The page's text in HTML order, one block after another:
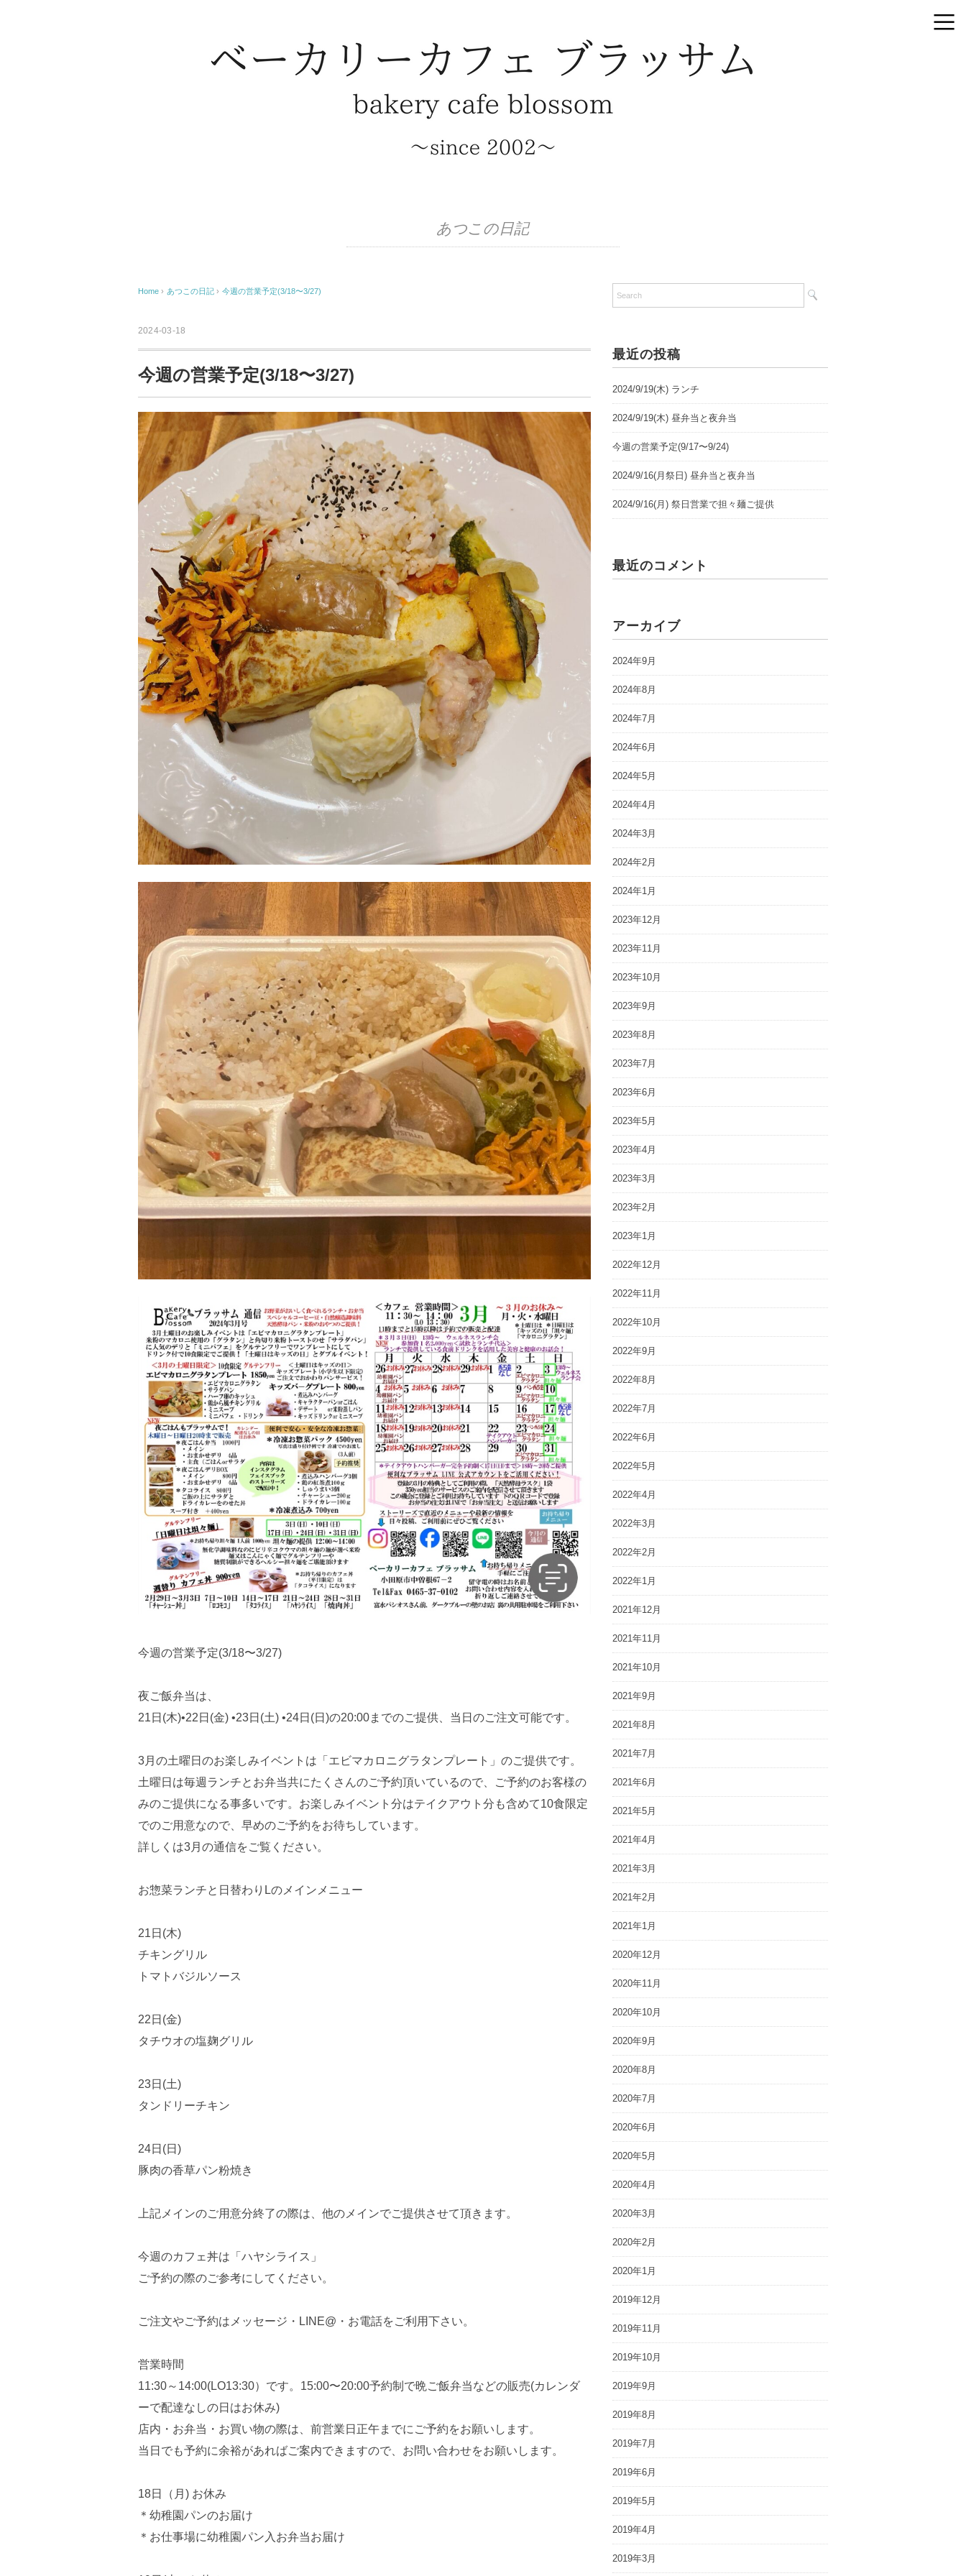
あつこの日記
Home › あつこの日記 › 今週の営業予定(3/18〜3/27)
2024-03-18
今週の営業予定(3/18〜3/27)
今週の営業予定(3/18〜3/27)
夜ご飯弁当は、
21日(木)•22日(金) •23日(土) •24日(日)の20:00までのご提供、当日のご注文可能です。
3月の土曜日のお楽しみイベントは「エビマカロニグラタンプレート」のご提供です。
土曜日は毎週ランチとお弁当共にたくさんのご予約頂いているので、ご予約のお客様の
みのご提供になる事多いです。お楽しみイベント分はテイクアウト分も含めて10食限定
でのご用意なので、早めのご予約をお待ちしています。
詳しくは3月の通信をご覧ください。
お惣菜ランチと日替わりLのメインメニュー
21日(木)
チキングリル
トマトバジルソース
22日(金)
タチウオの塩麹グリル
23日(土)
タンドリーチキン
24日(日)
豚肉の香草パン粉焼き
上記メインのご用意分終了の際は、他のメインでご提供させて頂きます。
今週のカフェ丼は「ハヤシライス」
ご予約の際のご参考にしてください。
ご注文やご予約はメッセージ・LINE@・お電話をご利用下さい。
営業時間
11:30～14:00(LO13:30）です。15:00〜20:00予約制で晩ご飯弁当などの販売(カレンダ
ーで配達なしの日はお休み)
店内・お弁当・お買い物の際は、前営業日正午までにご予約をお願いします。
当日でも予約に余裕があればご案内できますので、お問い合わせをお願いします。
18日（月) お休み
＊幼稚園パンのお届け
＊お仕事場に幼稚園パン入お弁当お届け
最近の投稿
2024/9/19(木) ランチ
2024/9/19(木) 昼弁当と夜弁当
今週の営業予定(9/17〜9/24)
2024/9/16(月祭日) 昼弁当と夜弁当
2024/9/16(月) 祭日営業で担々麺ご提供
最近のコメント
アーカイブ
2024年9月
2024年8月
2024年7月
2024年6月
2024年5月
2024年4月
2024年3月
2024年2月
2024年1月
2023年12月
2023年11月
2023年10月
2023年9月
2023年8月
2023年7月
2023年6月
2023年5月
2023年4月
2023年3月
2023年2月
2023年1月
2022年12月
2022年11月
2022年10月
2022年9月
2022年8月
2022年7月
2022年6月
2022年5月
2022年4月
2022年3月
2022年2月
2022年1月
2021年12月
2021年11月
2021年10月
2021年9月
2021年8月
2021年7月
2021年6月
2021年5月
2021年4月
2021年3月
2021年2月
2021年1月
2020年12月
2020年11月
2020年10月
2020年9月
2020年8月
2020年7月
2020年6月
2020年5月
2020年4月
2020年3月
2020年2月
2020年1月
2019年12月
2019年11月
2019年10月
2019年9月
2019年8月
2019年7月
2019年6月
2019年5月
2019年4月
2019年3月